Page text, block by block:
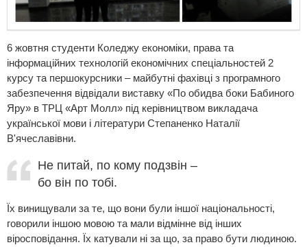
6 жовтня студенти Коледжу економіки, права та
інформаційних технологій економічних спеціальностей 2
курсу та першокурсники – майбутні фахівці з програмного
забезпечення відвідали виставку «По обидва боки Бабиного
Яру» в ТРЦ «Арт Молл» під керівництвом викладача
української мови і літератури Степаненко Наталії
В'ячеславівни.
Не питай, по кому подзвін –
бо він по тобі.
Їх винищували за те, що вони були іншої національності,
говорили іншою мовою та мали відмінне від інших
віросповідання. Їх катували ні за що, за право бути людиною.